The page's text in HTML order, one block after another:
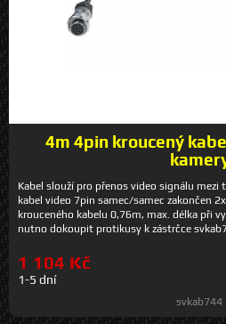
4m 4pin kroucený
Kabel slouží pro přenos video signálu mezi
kabel video 7pin samec/samec zakončen
krouceného kabelu 0,76m, max. délka při
nutno dokoupit protikusy k zástrčce
1 104 Kč
1-5 dní
svkab744